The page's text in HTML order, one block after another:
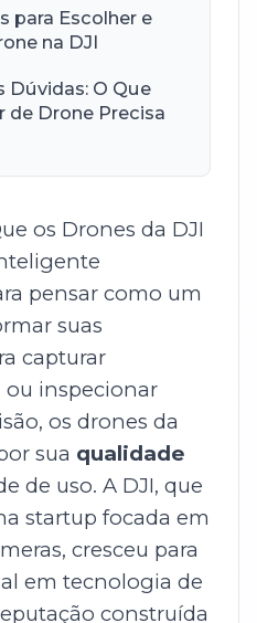
para Escolher e
na DJI
Dúvidas: O Que
de Drone Precisa
os Drones da DJI
pensar como um
suas
capturar
ou inspecionar
os drones da
sua qualidade
de uso. A DJI, que
startup focada em
cresceu para
em tecnologia de
construída